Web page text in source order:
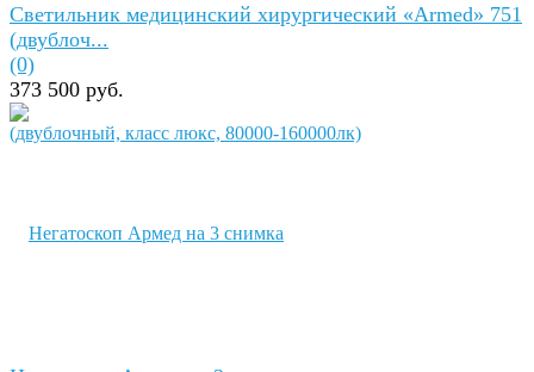
Светильник медицинский хирургический «Armed» 751
(двублоч...
(0)
373 500 руб.